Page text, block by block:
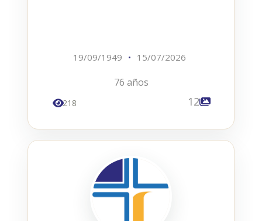
19/09/1949 • 15/07/2026
76 años
218 12